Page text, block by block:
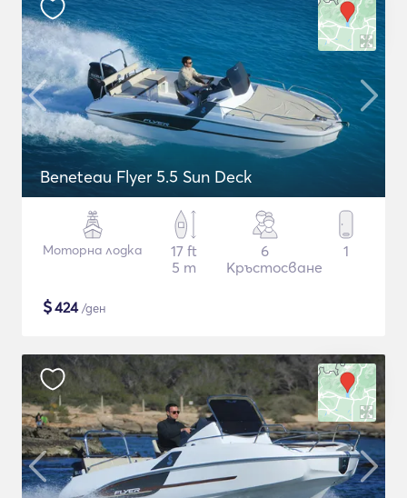
Beneteau Flyer 5.5 Sun Deck
Моторна лодка
17 ft
5 m
6
Кръстосване
1
$424/ден